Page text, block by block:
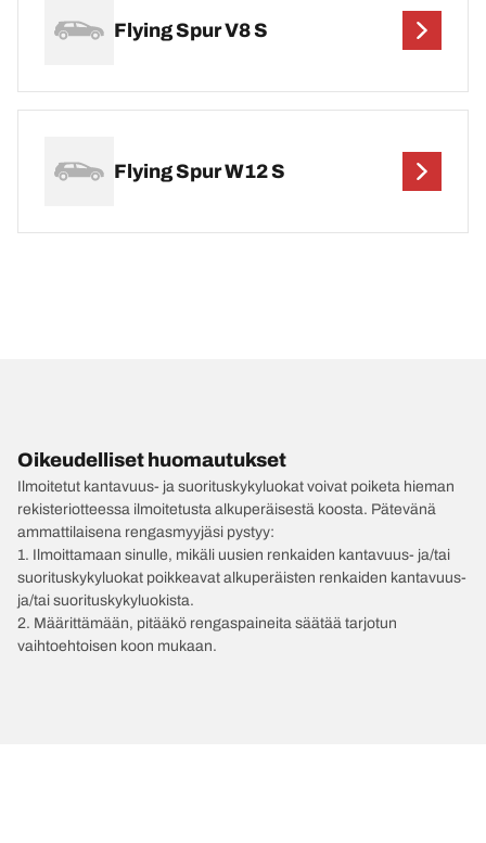
Flying Spur V8 S
Flying Spur W12 S
Oikeudelliset huomautukset
Ilmoitetut kantavuus- ja suorituskykyluokat voivat poiketa hieman
rekisteriotteessa ilmoitetusta alkuperäisestä koosta. Pätevänä
ammattilaisena rengasmyyjäsi pystyy:
1. Ilmoittamaan sinulle, mikäli uusien renkaiden kantavuus- ja/tai
suorituskykyluokat poikkeavat alkuperäisten renkaiden kantavuus-
ja/tai suorituskykyluokista.
2. Määrittämään, pitääkö rengaspaineita säätää tarjotun
vaihtoehtoisen koon mukaan.